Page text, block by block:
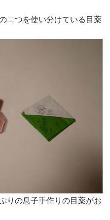
二つを使い分けている目薬
りの息子手作りの目薬がお